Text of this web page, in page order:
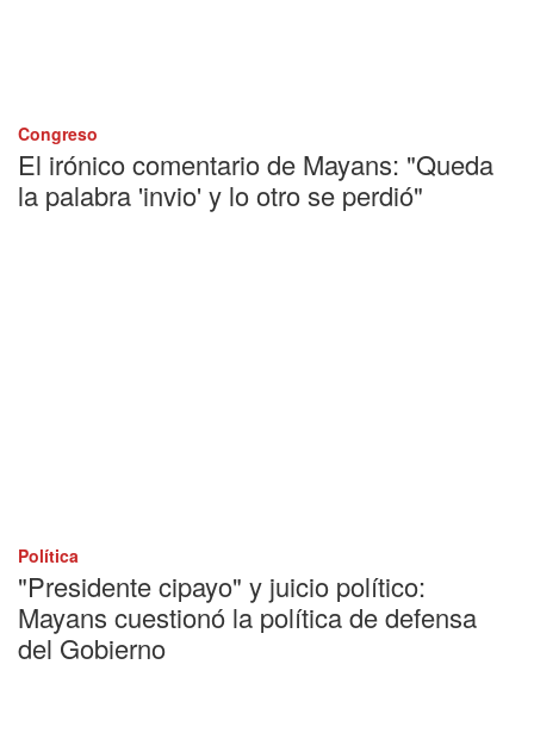
Congreso
El irónico comentario de Mayans: "Queda
la palabra 'invio' y lo otro se perdió"
Política
"Presidente cipayo" y juicio político:
Mayans cuestionó la política de defensa
del Gobierno